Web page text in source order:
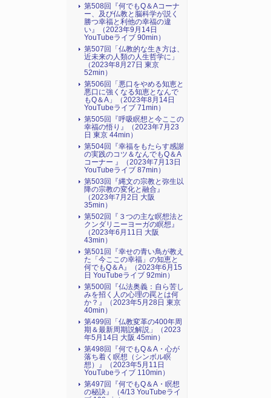
第508回『何でもQ＆Aコーナ
ー、及び仏教と脳科学が説く
勝つ幸福と利他の幸福の違
い』（2023年9月14日
YouTubeライブ 90min）
第507回「仏教的な生き方は、
近未来の人類の人生哲学に」
（2023年8月27日 東京
52min）
第506回「悪口をやめる知恵と
悪口に強くなる知恵となんで
もQ＆A」（2023年8月14日
YouTubeライブ 71min）
第505回『呼吸瞑想と今ここの
幸福の悟り』（2023年7月23
日 東京 44min）
第504回『幸福をもたらす感謝
の実践のコツ＆なんでもQ＆A
コーナー 』（2023年7月13日
YouTubeライブ 87min）
第503回『縄文の宗教と弥生以
降の宗教の変化と融合』
（2023年7月2日 大阪
35min）
第502回『３つの主な瞑想法と
クンダリニーヨーガの瞑想』
（2023年6月11日 大阪
43min）
第501回『幸せの青い鳥が教え
た「今ここの幸福」の知恵と
何でもQ＆A』（2023年6月15
日 YouTubeライブ 92min）
第500回『仏法奥義：自ら苦し
みを招く人の心理の罠とは何
か？』（2023年5月28日 東京
40min）
第499回「仏教変革の400年周
期＆最新周期説解説」（2023
年5月14日 大阪 45min）
第498回『何でもQ＆A・心が
落ち着く瞑想（シンボル瞑
想）』（2023年5月11日
YouTubeライブ 110min）
第497回『何でもQ＆A・瞑想
の秘訣』（4/13 YouTubeライ